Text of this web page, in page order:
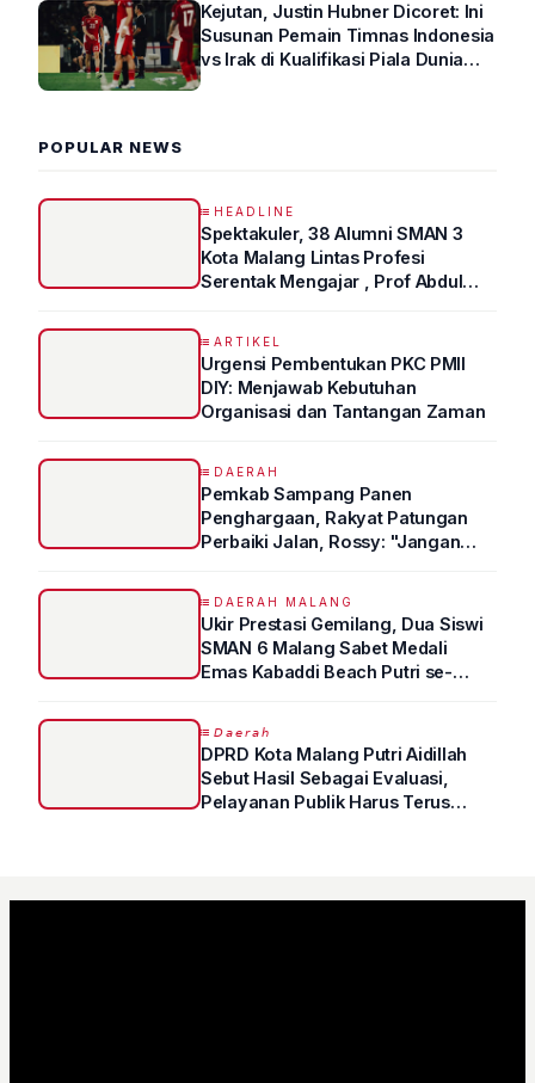
Kejutan, Justin Hubner Dicoret: Ini
Susunan Pemain Timnas Indonesia
vs Irak di Kualifikasi Piala Dunia
POPULAR NEWS
HEADLINE
Spektakuler, 38 Alumni SMAN 3
Kota Malang Lintas Profesi
Serentak Mengajar , Prof Abdul
ARTIKEL
Urgensi Pembentukan PKC PMII
DIY: Menjawab Kebutuhan
Organisasi dan Tantangan Zaman
DAERAH
Pemkab Sampang Panen
Penghargaan, Rakyat Patungan
Perbaiki Jalan, Rossy: "Jangan
DAERAH MALANG
Ukir Prestasi Gemilang, Dua Siswi
SMAN 6 Malang Sabet Medali
Emas Kabaddi Beach Putri se-
𝘋𝘢𝘦𝘳𝘢𝘩
DPRD Kota Malang Putri Aidillah
Sebut Hasil Sebagai Evaluasi,
Pelayanan Publik Harus Terus